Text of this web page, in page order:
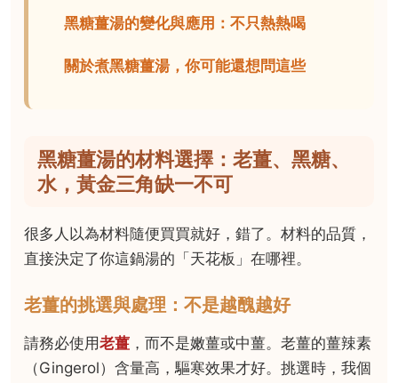
黑糖薑湯的變化與應用：不只熱熱喝
關於煮黑糖薑湯，你可能還想問這些
黑糖薑湯的材料選擇：老薑、黑糖、
水，黃金三角缺一不可
很多人以為材料隨便買買就好，錯了。材料的品質，
直接決定了你這鍋湯的「天花板」在哪裡。
老薑的挑選與處理：不是越醜越好
請務必使用老薑 ，而不是嫩薑或中薑。老薑的薑辣素
（Gingerol）含量高，驅寒效果才好。挑選時，我個